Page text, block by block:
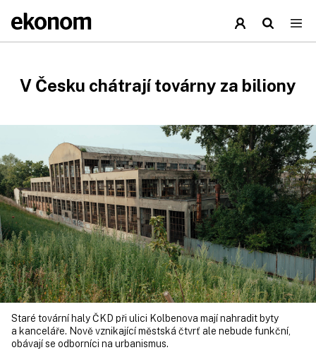
V Česku chátrají továrny za biliony
Staré tovární haly ČKD při ulici Kolbenova mají nahradit byty
a kanceláře. Nově vznikající městská čtvrť ale nebude funkční,
obávají se odborníci na urbanismus.